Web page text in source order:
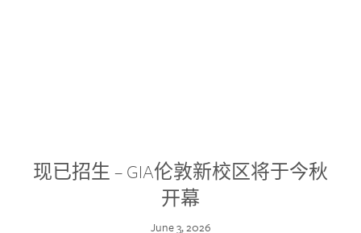
现已招生 – GIA伦敦新校区将于今秋
开幕
June 3, 2026